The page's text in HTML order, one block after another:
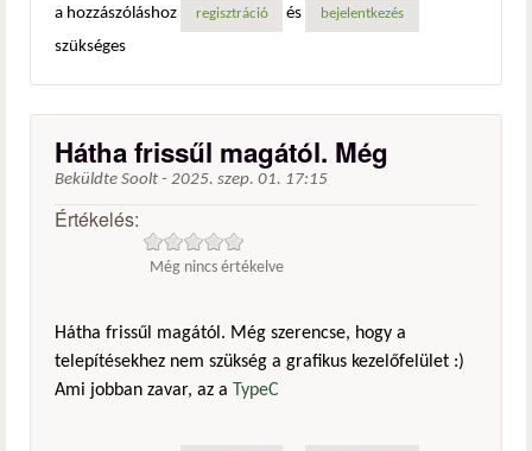
a hozzászóláshoz regisztráció és bejelentkezés
szükséges
Hátha frissűl magától. Még
Beküldte Soolt - 2025. szep. 01. 17:15
Értékelés:
Még nincs értékelve
Hátha frissűl magától. Még szerencse, hogy a
telepítésekhez nem szükség a grafikus kezelőfelület :)
Ami jobban zavar, az a TypeC